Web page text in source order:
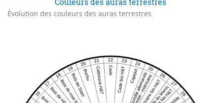
Évolution des couleurs des auras terrestres